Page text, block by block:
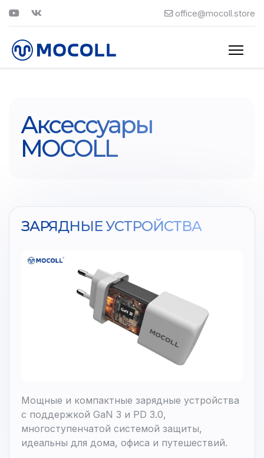
office@mocoll.store
Аксессуары
MOCOLL
ЗАРЯДНЫЕ УСТРОЙСТВА
Мощные и компактные зарядные устройства
с поддержкой GaN 3 и PD 3.0,
многоступенчатой системой защиты,
идеальны для дома, офиса и путешествий.